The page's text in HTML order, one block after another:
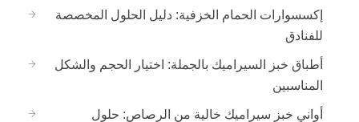
إكسسوارات الحمام الخزفية: دليل الحلول المخصصة
للفنادق
أطباق خبز السيراميك بالجملة: اختيار الحجم والشكل
المناسبين
أواني خبز سيراميك خالية من الرصاص: حلول